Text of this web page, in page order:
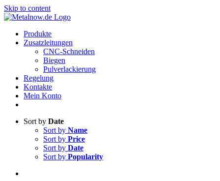
Skip to content
Produkte
Zusatzleitungen
CNC-Schneiden
Biegen
Pulverlackierung
Regelung
Kontakte
Mein Konto
Sort by Date
Sort by Name
Sort by Price
Sort by Date
Sort by Popularity